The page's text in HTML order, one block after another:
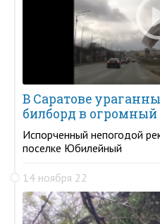
В Саратове
билборд в огромный
Испорченный непогодой
поселке Юбилейный
14 ноября 22